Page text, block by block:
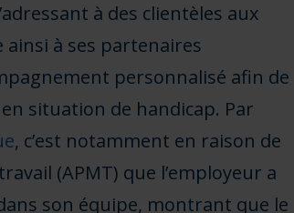
à des clientèles aux
ainsi à ses partenaires
personnalisé afin de
situation de handicap. Par
, c’est notamment en raison de
(APMT) que l’employeur a
son équipe, montrant que le